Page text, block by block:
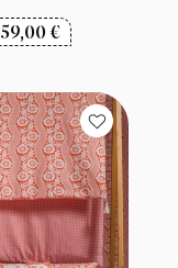
59,00€